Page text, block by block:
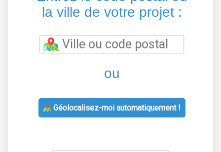
la ville de votre projet :
ou
Géolocalisez-moi automatiquement !